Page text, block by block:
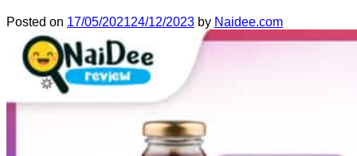
Posted on 17/05/202124/12/2023 by Naidee.com